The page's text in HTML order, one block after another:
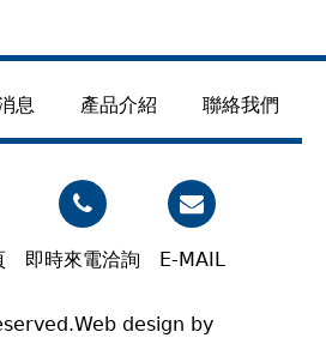
息 產品介紹 聯絡我們
即時來電洽詢 E-MAIL
design by